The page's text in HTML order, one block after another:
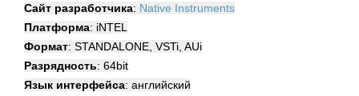
Сайт разработчика: Native Instruments
Платформа: iNTEL
Формат: STANDALONE, VSTi, AUi
Разрядность: 64bit
Язык интерфейса: английский